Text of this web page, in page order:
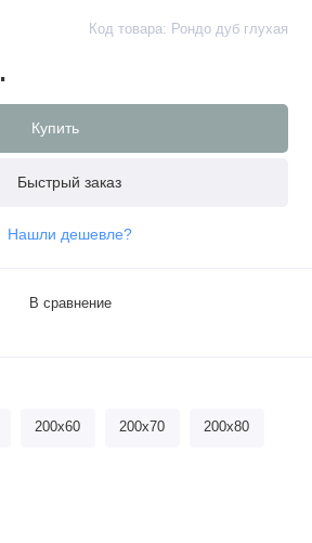
Код товара: Рондо дуб глухая
Купить
Быстрый заказ
Нашли дешевле?
В сравнение
200х60 200х70 200х80